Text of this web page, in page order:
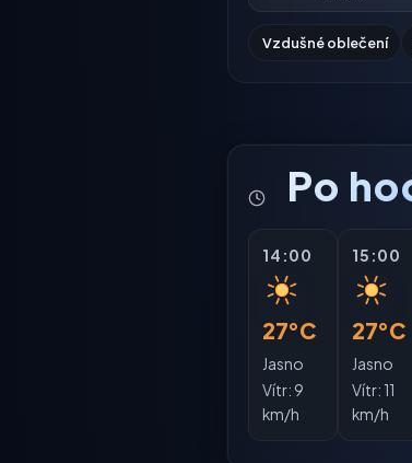
Vzdušné oblečení
Po
14:00
27°C
Jasno
Vítr: 9
km/h
15:00
27°C
Jasno
Vítr: 11
km/h